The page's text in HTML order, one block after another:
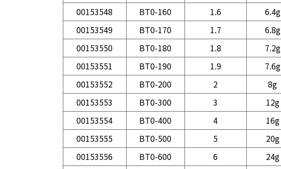
00153548
BT0-160 1.6 6.4g
00153549
BT0-170 1.7 6.8g
00153550
BT0-180 1.8 7.2g
00153551
BT0-190 1.9 7.6g
00153552
BT0-200 2 8g
00153553
BT0-300 3 12g
00153554
BT0-400 4 16g
00153555
BT0-500 5 20g
00153556
BT0-600 6 24g